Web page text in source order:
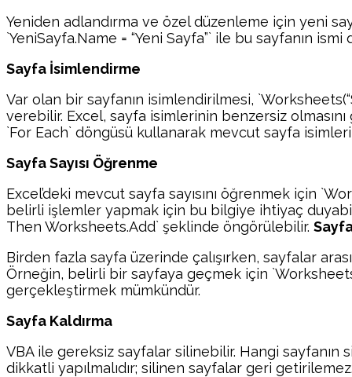
Yeniden adlandırma ve özel düzenleme için yeni
`YeniSayfa.Name = “Yeni Sayfa”` ile bu sayfanın ismi
Sayfa İsimlendirme
Var olan bir sayfanın isimlendirilmesi,
verebilir. Excel, sayfa isimlerinin benzersiz
`For Each` döngüsü kullanarak mevcut sayfa
Sayfa Sayısı Öğrenme
Excel’deki mevcut sayfa sayısını öğrenmek için
belirli işlemler yapmak için bu bilgiye ihtiyaç
Then Worksheets.Add` şeklinde öngörülebilir.
Birden fazla sayfa üzerinde çalışırken, sayfalar
Örneğin, belirli bir sayfaya geçmek için
gerçekleştirmek mümkündür.
Sayfa Kaldırma
VBA ile gereksiz sayfalar silinebilir. Hangi sayfanın
dikkatli yapılmalıdır; silinen sayfalar geri